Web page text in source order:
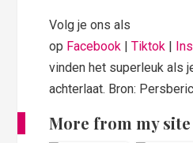
Volg je ons als
op Facebook |Tiktok
vinden het superleuk als
achterlaat. Bron:
More from my site